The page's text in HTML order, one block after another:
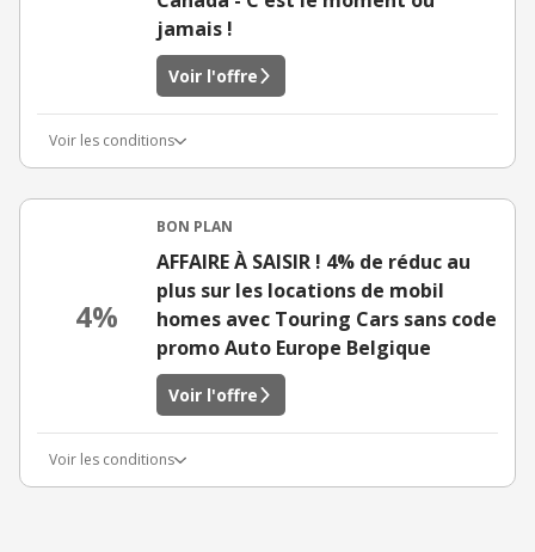
jamais !
Voir l'offre
Voir les conditions
4%
BON PLAN
AFFAIRE À SAISIR ! 4% de réduc au
plus sur les locations de mobil
homes avec Touring Cars sans code
promo Auto Europe Belgique
Voir l'offre
Voir les conditions